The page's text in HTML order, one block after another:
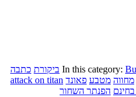
In this category: ביקורת כתבה
מחווה מטבע פאונד attack on titan
הפנתר השחור